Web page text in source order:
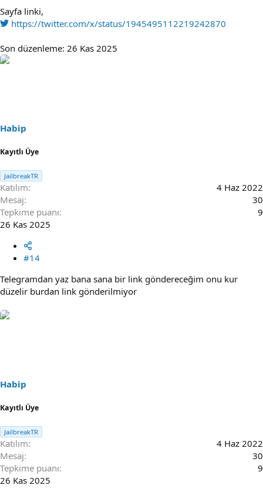
Sayfa linki,
https://twitter.com/x/status/1945495112219242870
Son düzenleme: 26 Kas 2025
Habip
Kayıtlı Üye
JailbreakTR
Katılım
4 Haz 2022
Mesaj
30
Tepkime puanı
9
26 Kas 2025
#14
Telegramdan yaz bana sana bir link göndereceğim onu kur
düzelir burdan link gönderilmiyor
Habip
Kayıtlı Üye
JailbreakTR
Katılım
4 Haz 2022
Mesaj
30
Tepkime puanı
9
26 Kas 2025